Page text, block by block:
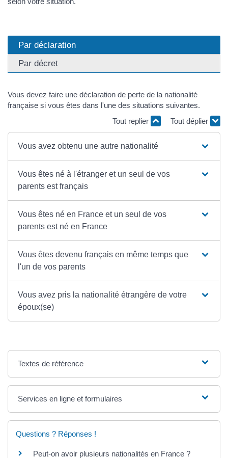
Par déclaration
Par décret
Vous devez faire une déclaration de perte de la nationalité
française si vous êtes dans l'une des situations suivantes.
Tout replier
Tout déplier
Vous avez obtenu une autre nationalité
Vous êtes né à l'étranger et un seul de vos
parents est français
Vous êtes né en France et un seul de vos
parents est né en France
Vous êtes devenu français en même temps que
l'un de vos parents
Vous avez pris la nationalité étrangère de votre
époux(se)
Textes de référence
Services en ligne et formulaires
Questions ? Réponses !
Peut-on avoir plusieurs nationalités en France ?